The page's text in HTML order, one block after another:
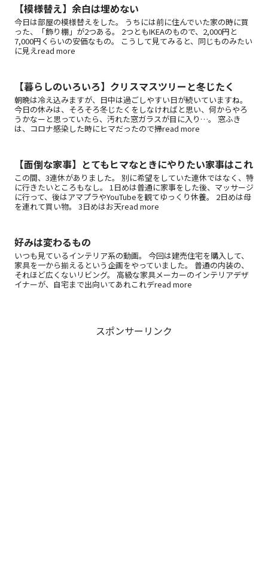
【模様替え】余白は埋めない
今日は部屋の模様替えをした。 うちには前に住んでいた家の時に買
った、「飾り棚」が2つある。 2つともIKEAのもので、2,000円と
7,000円くらいの安価なもの。 こうして見てみると、同じものみたい
に見えread more
【暮らしのいろいろ】クリスマスツリーと冬じたく
朝晩は冷え込みますが、日中は過ごしやすい日が続いていますね。
今日の休みは、そろそろ冬じたくをしなければと思い、何からやろ
うかなーと思っていたら、汚れた窓ガラスが目に入り…。 窓ふき
は、コロナ感染した時にヒマだったので掃read more
【面倒な家事】とてもヒマなときにやりたい家事はこれ
この間、3連休がありました。 別に希望をしていた連休ではなく、特
に行きたいところもなし。 1日めは普通に家事をした後、マッサージ
に行って、後はアマプラやYouTubeを観てゆっくり休養。 2日めは母
を連れて買い物。 3日めはお天read more
好みは変わるもの
いつも見ているインテリア系の動画。 今回は建売住宅を購入して、
家具を一から揃えるという企画をやっていました。 普通の内装の、
それほど広くないリビング。 高級な家具メーカーのインテリアデザ
イナーが、自宅まで出向いてあれこれデread more
スポンサーリンク